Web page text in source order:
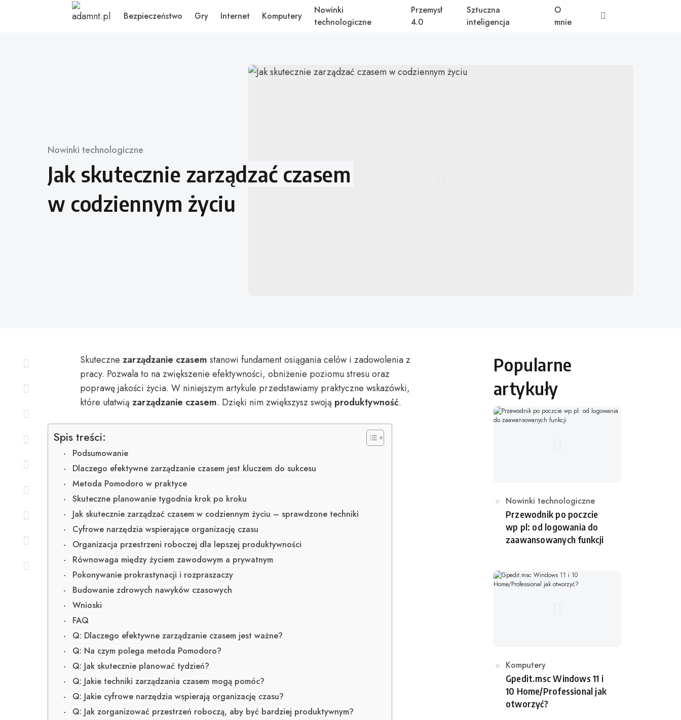
Bezpieczeństwo Gry Internet Komputery
Nowinki
technologiczne
Przemysł
4.0
Sztuczna
inteligencja
O
mnie
Kategoria
Nowinki technologiczne
Jak skutecznie zarządzać czasem
w codziennym życiu
Skuteczne zarządzanie czasem stanowi fundament osiągania celów i zadowolenia z
pracy. Pozwala to na zwiększenie efektywności, obniżenie poziomu stresu oraz
poprawę jakości życia. W niniejszym artykule przedstawiamy praktyczne wskazówki,
które ułatwią zarządzanie czasem. Dzięki nim zwiększysz swoją produktywność.
Spis treści:
Podsumowanie
Dlaczego efektywne zarządzanie czasem jest kluczem do sukcesu
Metoda Pomodoro w praktyce
Skuteczne planowanie tygodnia krok po kroku
Jak skutecznie zarządzać czasem w codziennym życiu – sprawdzone techniki
Cyfrowe narzędzia wspierające organizację czasu
Organizacja przestrzeni roboczej dla lepszej produktywności
Równowaga między życiem zawodowym a prywatnym
Pokonywanie prokrastynacji i rozpraszaczy
Budowanie zdrowych nawyków czasowych
Wnioski
FAQ
Q: Dlaczego efektywne zarządzanie czasem jest ważne?
Q: Na czym polega metoda Pomodoro?
Q: Jak skutecznie planować tydzień?
Q: Jakie techniki zarządzania czasem mogą pomóc?
Q: Jakie cyfrowe narzędzia wspierają organizację czasu?
Q: Jak zorganizować przestrzeń roboczą, aby być bardziej produktywnym?
Popularne
artykuły
K
a
t
e
r
i
Nowinki technologiczne
Przewodnik po poczcie
wp pl: od logowania do
zaawansowanych funkcji
K
a
t
e
Komputery
Gpedit.msc Windows 11 i
10 Home/Professional jak
otworzyć?